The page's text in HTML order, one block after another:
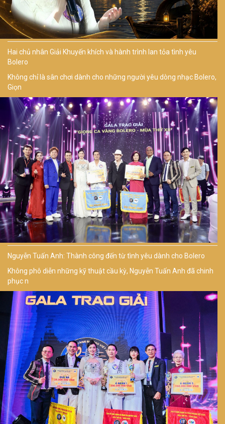
Hai chủ nhân Giải Khuyến khích và hành trình lan tỏa tình yêu
Bolero
Không chỉ là sân chơi dành cho những người yêu dòng nhạc Bolero,
Giọn
Nguyễn Tuấn Anh: Thành công đến từ tình yêu dành cho Bolero
Không phô diễn những kỹ thuật cầu kỳ, Nguyễn Tuấn Anh đã chinh
phục n